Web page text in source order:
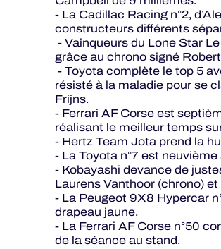
- La Cadillac Racing n°2,
constructeurs différents
- Vainqueurs du Lone Star
grâce au chrono signé
- Toyota complète le top 5
résisté à la maladie pour se
Frijns.
- Ferrari AF Corse est
réalisant le meilleur temps
- Hertz Team Jota prend la
- La Toyota n°7 est
- Kobayashi devance de
Laurens Vanthoor (chrono)
- La Peugeot 9X8 Hypercar
drapeau jaune.
- La Ferrari AF Corse n°50
de la séance au stand.